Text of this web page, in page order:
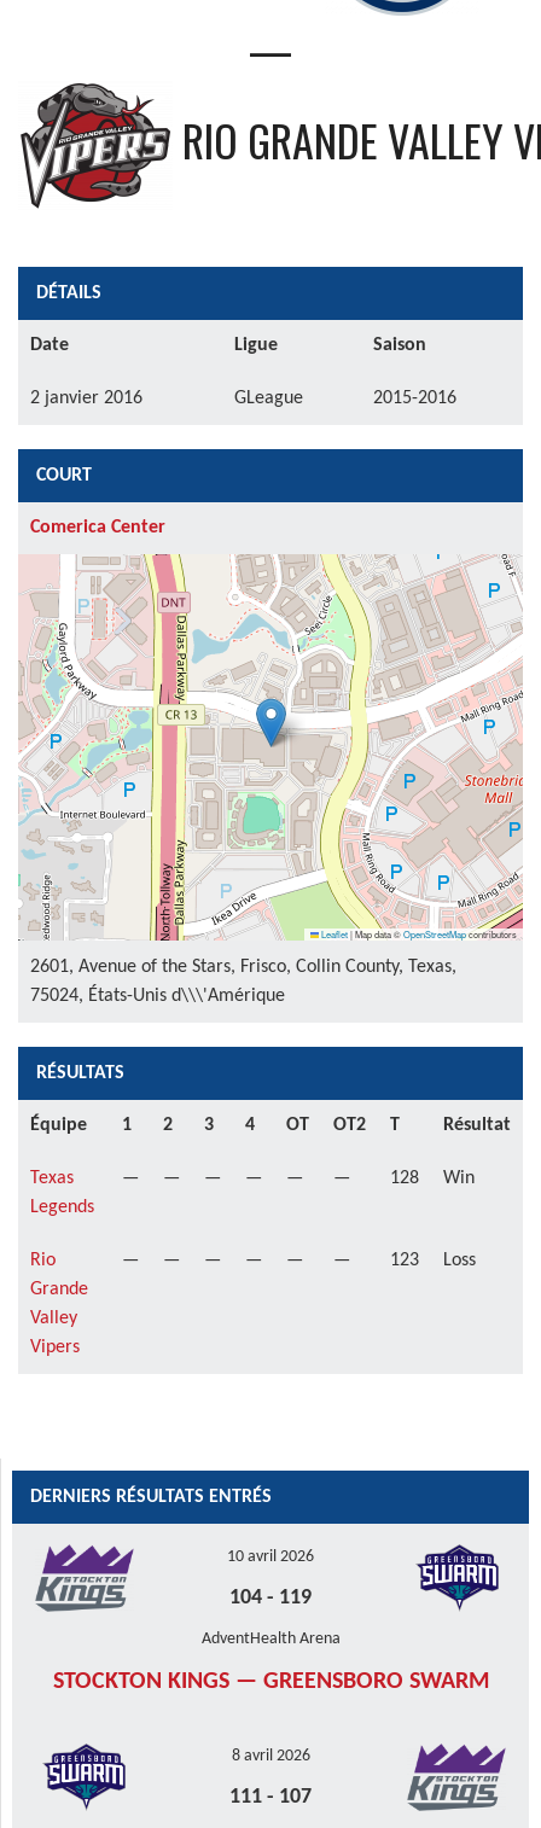
—
RIO GRANDE VALLEY
DÉTAILS
Date Ligue Saison
2 janvier 2016 GLeague 2015-2016
COURT
Comerica Center
Leaflet|Map data ©OpenStreetMapcontributors
2601, Avenue of the Stars, Frisco, Collin County, Texas,
75024, États-Unis d\\\'Amérique
RÉSULTATS
Équipe 1 2 3 4 OT OT2 T Résultat
Texas
Legends
— — — — — — 128 Win
Rio
Grande
Valley
Vipers
— — — — — — 123 Loss
DERNIERS RÉSULTATS ENTRÉS
10 avril 2026
104 - 119
AdventHealth Arena
STOCKTON KINGS — GREENSBORO SWARM
8 avril 2026
111 - 107